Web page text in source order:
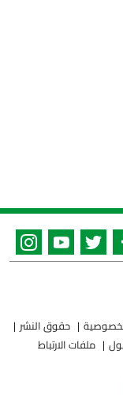
حقوق النشر
ملفات الارتباط